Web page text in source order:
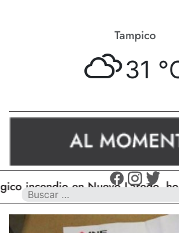
Tampico
31 °
en Nuevo Laredo, hondureño